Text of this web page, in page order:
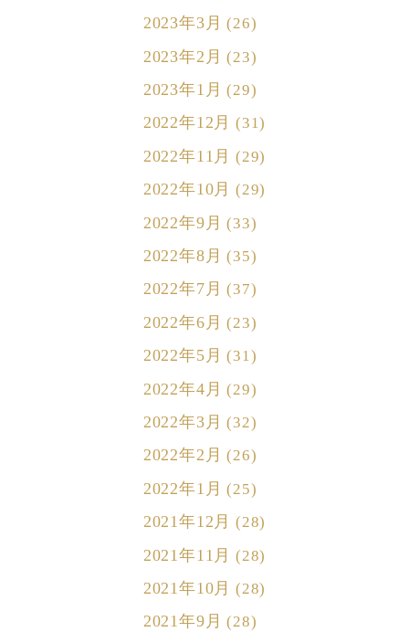
2023年3月 (26)
2023年2月 (23)
2023年1月 (29)
2022年12月 (31)
2022年11月 (29)
2022年10月 (29)
2022年9月 (33)
2022年8月 (35)
2022年7月 (37)
2022年6月 (23)
2022年5月 (31)
2022年4月 (29)
2022年3月 (32)
2022年2月 (26)
2022年1月 (25)
2021年12月 (28)
2021年11月 (28)
2021年10月 (28)
2021年9月 (28)